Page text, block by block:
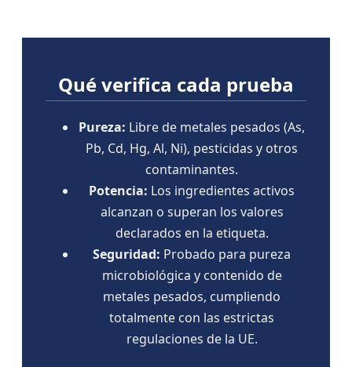
Qué verifica cada prueba
Pureza: Libre de metales pesados (As,
Pb, Cd, Hg, Al, Ni), pesticidas y otros
contaminantes.
Potencia: Los ingredientes activos
alcanzan o superan los valores
declarados en la etiqueta.
Seguridad: Probado para pureza
microbiológica y contenido de
metales pesados, cumpliendo
totalmente con las estrictas
regulaciones de la UE.